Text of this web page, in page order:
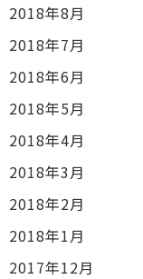
2018年8月
2018年7月
2018年6月
2018年5月
2018年4月
2018年3月
2018年2月
2018年1月
2017年12月